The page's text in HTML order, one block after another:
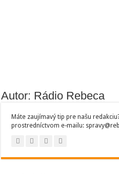
Autor: Rádio Rebeca
Máte zaujímavý tip pre našu
prostredníctvom e-mailu: